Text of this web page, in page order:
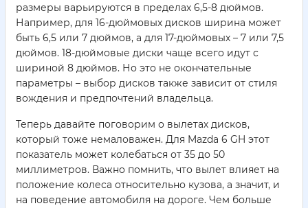
размеры варьируются в пределах 6,5-8 дюймов.
Например, для 16-дюймовых дисков ширина может
быть 6,5 или 7 дюймов, а для 17-дюймовых – 7 или 7,5
дюймов. 18-дюймовые диски чаще всего идут с
шириной 8 дюймов. Но это не окончательные
параметры – выбор дисков также зависит от стиля
вождения и предпочтений владельца.
Теперь давайте поговорим о вылетах дисков,
который тоже немаловажен. Для Mazda 6 GH этот
показатель может колебаться от 35 до 50
миллиметров. Важно помнить, что вылет влияет на
положение колеса относительно кузова, а значит, и
на поведение автомобиля на дороге. Чем больше